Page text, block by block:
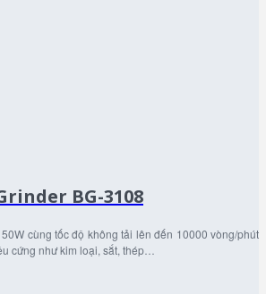
BG-3108
cùng tốc độ không tải lên đến 10000 vòng/phút
cứng như kim loại, sắt, thép…